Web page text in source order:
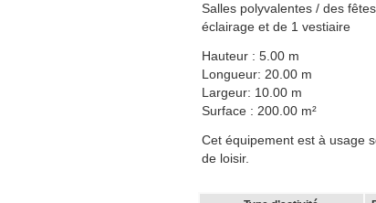
Salles polyvalentes / des
éclairage et de 1 vestiaire
Hauteur : 5.00 m
Longueur: 20.00 m
Largeur: 10.00 m
Surface : 200.00 m²
Cet équipement est à usage
de loisir.